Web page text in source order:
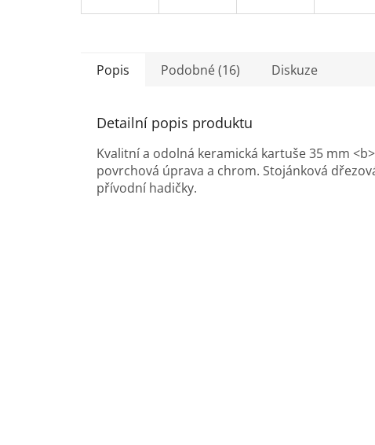
Popis Podobné (16) Diskuze
Detailní popis produktu
Kvalitní a odolná keramická kartuše 35 mm
povrchová úprava a chrom. Stojánková
přívodní hadičky.